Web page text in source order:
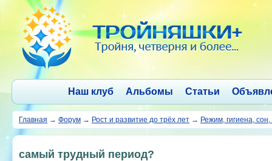
Наш клуб Альбомы Статьи
Главная → Форум → Рост и развитие до трёх лет → Режим, гигиена,
самый трудный период?